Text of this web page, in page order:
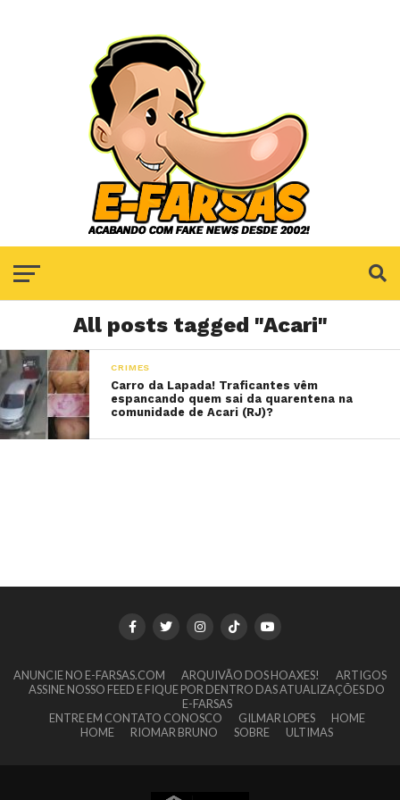
All posts tagged "Acari"
CRIMES
Carro da Lapada! Traficantes vêm
espancando quem sai da quarentena na
comunidade de Acari (RJ)?
ANUNCIE NO E-FARSAS.COM ARQUIVÃO DOS HOAXES!
ARTIGOS
ASSINE NOSSO FEED E FIQUE POR DENTRO DAS ATUALIZAÇÕES DO
E-FARSAS
ENTRE EM CONTATO CONOSCO
GILMAR LOPES
HOME
HOME
RIOMAR BRUNO SOBRE ULTIMAS